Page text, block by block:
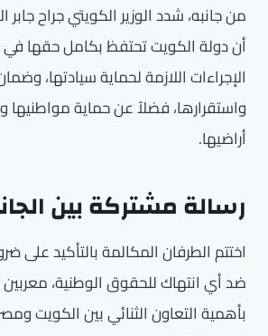
من جانبه، شدد الوزير الكويتي جراح
أن دولة الكويت تحتفظ بكامل حقها في
الإجراءات اللازمة لحماية سيادتها،
واستقرارها، فضلاً عن حماية مواطنيها
أراضيها.
رسالة مشتركة بين
اختتم الطرفان المكالمة بالتأكيد على
ضد أي انتهاك للحقوق الوطنية،
بأهمية التعاون الثنائي بين الكويت